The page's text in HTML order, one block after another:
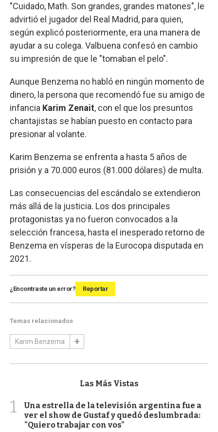
"Cuidado, Math. Son grandes, grandes matones", le
advirtió el jugador del Real Madrid, para quien,
según explicó posteriormente, era una manera de
ayudar a su colega. Valbuena confesó en cambio
su impresión de que le "tomaban el pelo".
Aunque Benzema no habló en ningún momento de
dinero, la persona que recomendó fue su amigo de
infancia Karim Zenait, con el que los presuntos
chantajistas se habían puesto en contacto para
presionar al volante.
Karim Benzema se enfrenta a hasta 5 años de
prisión y a 70.000 euros (81.000 dólares) de multa.
Las consecuencias del escándalo se extendieron
más allá de la justicia. Los dos principales
protagonistas ya no fueron convocados a la
selección francesa, hasta el inesperado retorno de
Benzema en vísperas de la Eurocopa disputada en
2021.
¿Encontraste un error? Reportar
Temas relacionados
Karim Benzema
Las Más Vistas
1
Una estrella de la televisión argentina fue a
ver el show de Gustaf y quedó deslumbrada:
"Quiero trabajar con vos"